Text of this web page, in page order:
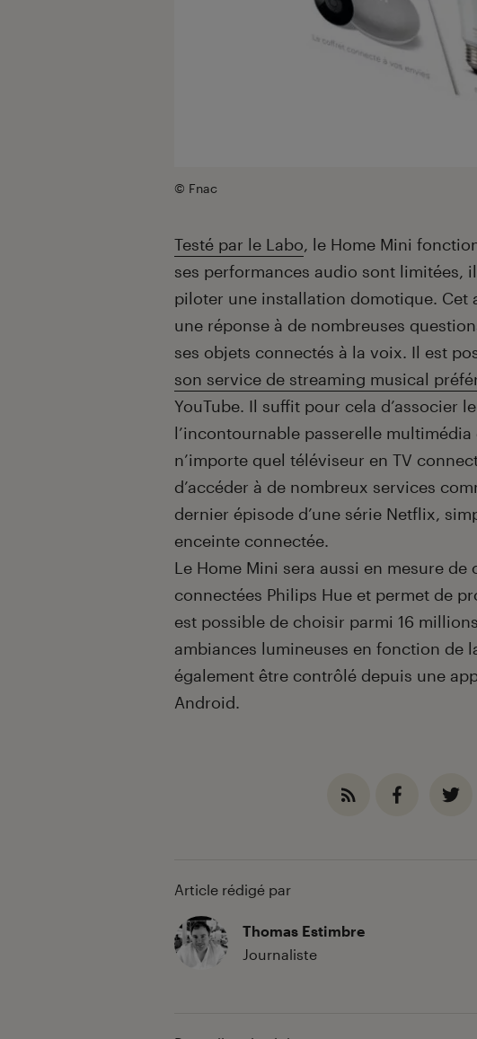
© Fnac
Testé par le Labo, le Home Mini
ses performances audio sont limitées,
piloter une installation domotique. Cet
une réponse à de nombreuses
ses objets connectés à la voix. Il est
son service de streaming musical
YouTube. Il suffit pour cela d’associer
l’incontournable passerelle
n’importe quel téléviseur en TV
d’accéder à de nombreux services
dernier épisode d’une série Netflix,
enceinte connectée.
Le Home Mini sera aussi en mesure
connectées Philips Hue et permet de
est possible de choisir parmi 16
ambiances lumineuses en fonction de
également être contrôlé depuis une
Android.
Article rédigé par
Thomas Estimbre
Journaliste